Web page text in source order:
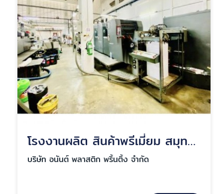
โรงงานผลิต สินค้าพรีเมี่ยม สมุทรปราการ
บริษัท อนันต์ พลาสติก พริ้นติ้ง จำกัด